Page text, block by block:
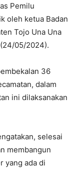
Pemilu
oleh ketua Badan
Tojo Una Una
05/2024).
36
dalam
ini dilaksanakan
selesai
membangun
yang ada di